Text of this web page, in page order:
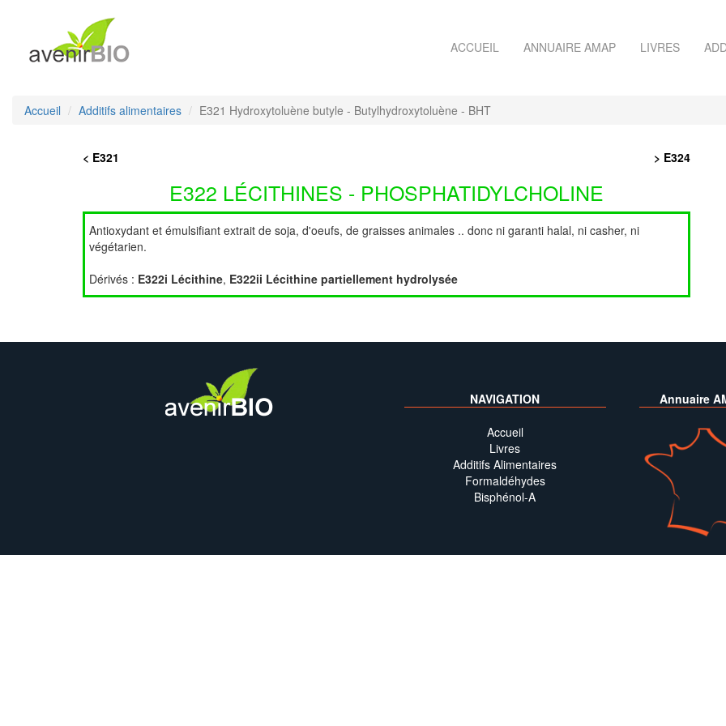
ACCUEIL ANNUAIRE AMAP LIVRES
Accueil Additifs alimentaires E321 Hydroxytoluène butyle - Butylhydroxytoluène - BHT
< E321 > E324
E322 LÉCITHINES - PHOSPHATIDYLCHOLINE
Antioxydant et émulsifiant extrait de soja, d'oeufs, de graisses animales .. donc ni garanti halal, ni casher, ni
végétarien.
Dérivés : E322i Lécithine, E322ii Lécithine partiellement hydrolysée
NAVIGATION
Accueil
Livres
Additifs Alimentaires
Formaldéhydes
Bisphénol-A
Annuaire